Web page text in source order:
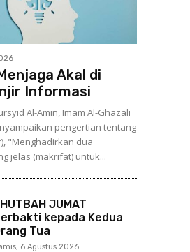
Akal di
Informasi
Al-Amin, Imam Al-Ghazali
pengertian tentang
"Menghadirkan dua
jelas (makrifat) untuk...
JUMAT
kepada Kedua
Tua
6 Agustus 2026